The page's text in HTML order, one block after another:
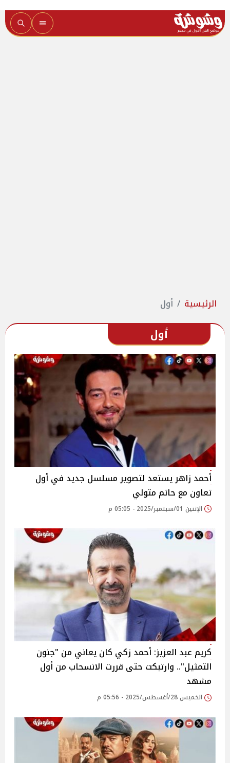
الرئيسية أول
أول
أحمد زاهر يستعد لتصوير مسلسل جديد في أول
تعاون مع حاتم متولي‎
الإثنين 01/سبتمبر/2025 - 05:05 م
كريم عبد العزيز: أحمد زكي كان يعاني من "جنون
التمثيل".. وارتبكت حتى قررت الانسحاب من أول
مشهد‎
الخميس 28/أغسطس/2025 - 05:56 م